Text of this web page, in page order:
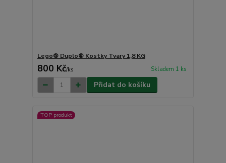
Lego® Duplo® Kostky Tvary 1,8 KG
800 Kč/ks Skladem 1 ks
Přidat do košíku
TOP produkt